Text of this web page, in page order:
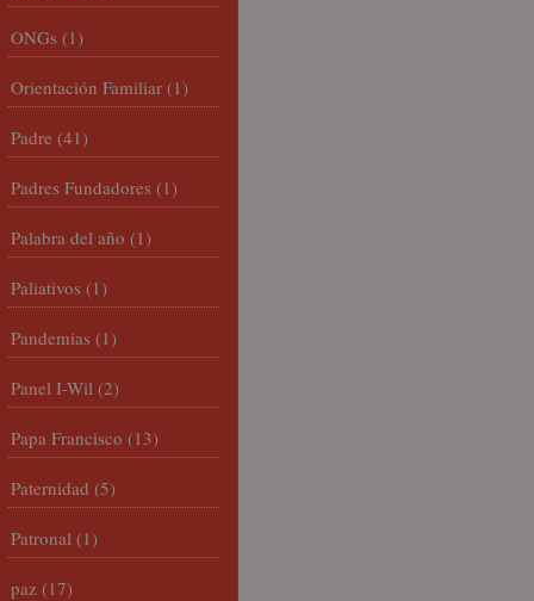
ONGs (1)
Orientación Familiar (1)
Padre (41)
Padres Fundadores (1)
Palabra del año (1)
Paliativos (1)
Pandemias (1)
Panel I-Wil (2)
Papa Francisco (13)
Paternidad (5)
Patronal (1)
paz (17)